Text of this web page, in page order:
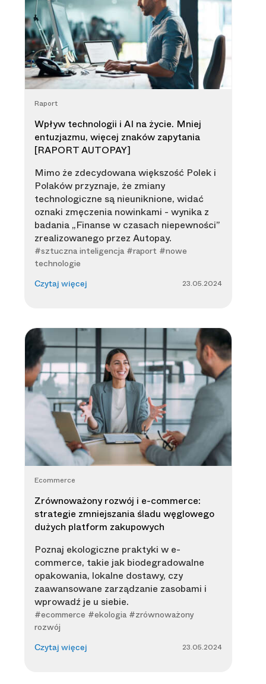
Raport
Wpływ technologii i AI na życie. Mniej
entuzjazmu, więcej znaków zapytania
[RAPORT AUTOPAY]
Mimo że zdecydowana większość Polek i
Polaków przyznaje, że zmiany
technologiczne są nieuniknione, widać
oznaki zmęczenia nowinkami - wynika z
badania „Finanse w czasach niepewności”
zrealizowanego przez Autopay.
#sztuczna inteligencja #raport #nowe
technologie
Czytaj więcej 23.05.2024
Ecommerce
Zrównoważony rozwój i e-commerce:
strategie zmniejszania śladu węglowego
dużych platform zakupowych
Poznaj ekologiczne praktyki w e-
commerce, takie jak biodegradowalne
opakowania, lokalne dostawy, czy
zaawansowane zarządzanie zasobami i
wprowadź je u siebie.
#ecommerce #ekologia #zrównoważony
rozwój
Czytaj więcej 23.05.2024